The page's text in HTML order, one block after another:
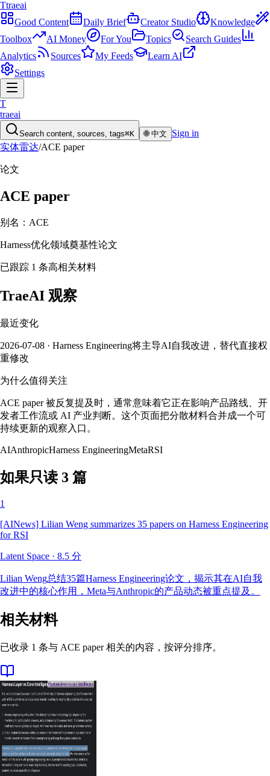
Ttraeai
Good Content
Daily Brief Creator Studio
Knowledge
Toolbox
AI Money For You Topics
Search Guides
Analytics
Sources My Feeds
Learn AI
Settings
T
traeai
Search content, sources, tags⌘K 🌐中文
Sign in
实体雷达/ACE paper
论文
ACE paper
别名： ACE
Harness优化领域奠基性论文
已跟踪 1 条高相关材料
TraeAI 观察
最近变化
2026-07-08 · Harness Engineering将主导AI自我改进，替代直接权
重修改
为什么值得关注
ACE paper 被反复提及时，通常意味着它正在影响产品路线、开
发者工作流或 AI 产业判断。这个页面把分散材料合并成一个可
持续更新的观察入口。
AIAnthropicHarness EngineeringMetaRSI
如果只读 3 篇
1
[AINews] Lilian Weng summarizes 35 papers on Harness Engineering
for RSI
Latent Space · 8.5 分
Lilian Weng总结35篇Harness Engineering论文，揭示其在AI自我
改进中的核心作用，Meta与Anthropic的产品动态被重点提及。
相关材料
已收录 1 条与 ACE paper 相关的内容，按评分排序。